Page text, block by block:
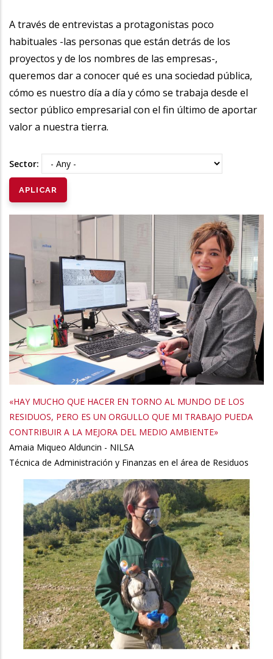
A través de entrevistas a protagonistas poco
habituales -las personas que están detrás de los
proyectos y de los nombres de las empresas-,
queremos dar a conocer qué es una sociedad pública,
cómo es nuestro día a día y cómo se trabaja desde el
sector público empresarial con el fin último de aportar
valor a nuestra tierra.
Sector:
«HAY MUCHO QUE HACER EN TORNO AL MUNDO DE LOS
RESIDUOS, PERO ES UN ORGULLO QUE MI TRABAJO PUEDA
CONTRIBUIR A LA MEJORA DEL MEDIO AMBIENTE»
Amaia Miqueo Alduncin - NILSA
Técnica de Administración y Finanzas en el área de Residuos